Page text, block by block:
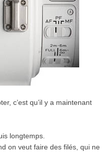
c’est qu’il y a maintenant
longtemps.
on veut faire des filés, qui ne